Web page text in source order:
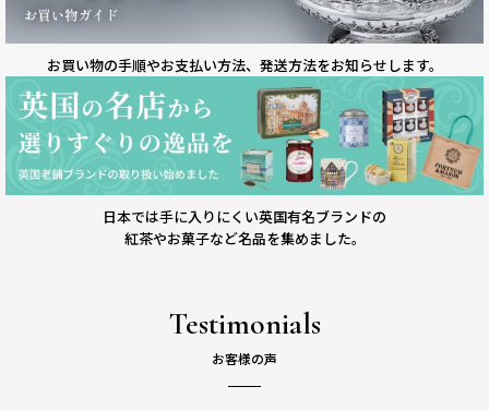
お買い物の手順やお支払い方法、 発送方法をお知らせします。
日本では手に入りにくい英国有名ブランドの
紅茶やお菓子など名品を集めました。
Testimonials